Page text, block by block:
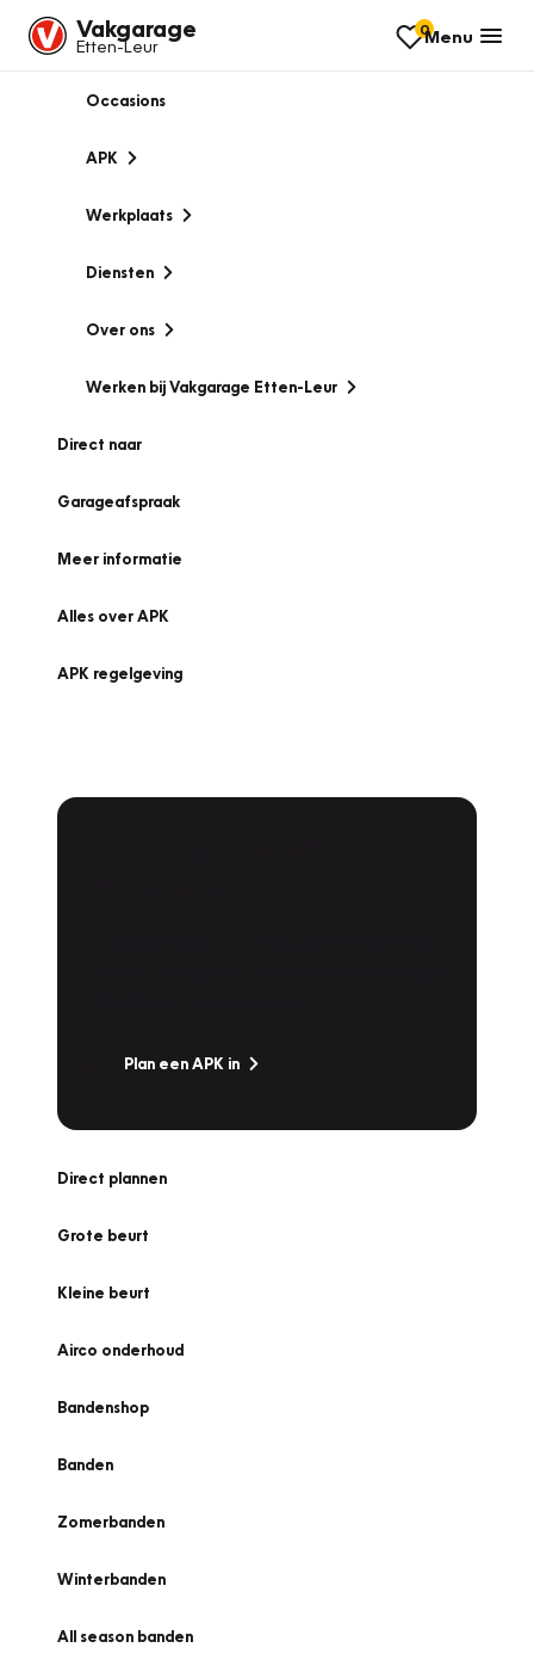
Vakgarage
Etten-Leur
0Menu
Occasions
APK
Werkplaats
Diensten
Over ons
Werken bij Vakgarage Etten-Leur
Direct naar
Garageafspraak
Meer informatie
Alles over APK
APK regelgeving
Plan een APK in
Direct plannen
Grote beurt
Kleine beurt
Airco onderhoud
Bandenshop
Banden
Zomerbanden
Winterbanden
All season banden